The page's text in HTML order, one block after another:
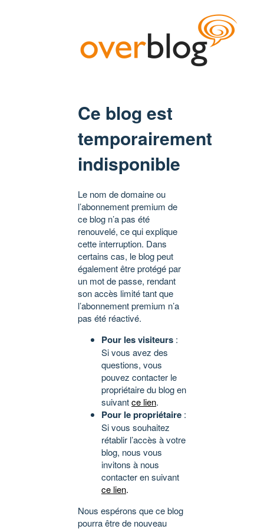
Ce blog est
temporairement
indisponible
Le nom de domaine ou
l’abonnement premium de
ce blog n’a pas été
renouvelé, ce qui explique
cette interruption. Dans
certains cas, le blog peut
également être protégé par
un mot de passe, rendant
son accès limité tant que
l’abonnement premium n’a
pas été réactivé.
Pour les visiteurs :
Si vous avez des
questions, vous
pouvez contacter le
propriétaire du blog en
suivantce lien.
Pour le propriétaire :
Si vous souhaitez
rétablir l’accès à votre
blog, nous vous
invitons à nous
contacter en suivant
ce lien.
Nous espérons que ce blog
pourra être de nouveau